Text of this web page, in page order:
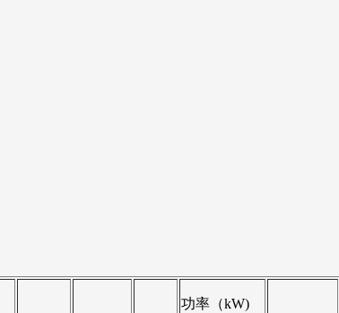
功率（kW)